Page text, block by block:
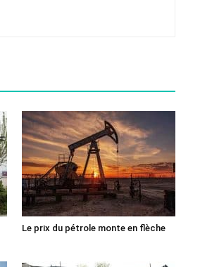
Le prix du pétrole monte en flèche